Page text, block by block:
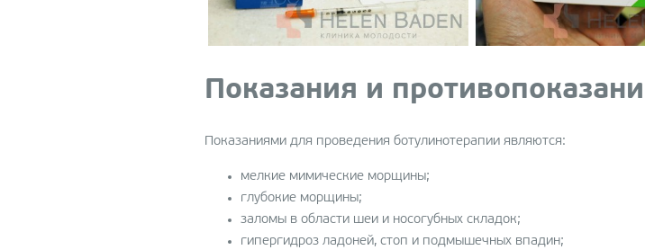
Показания и
Показаниями для проведения ботулинотерапии являются:
мелкие мимические морщины;
глубокие морщины;
заломы в области шеи и носогубных складок;
гипергидроз ладоней, стоп и подмышечных впадин;